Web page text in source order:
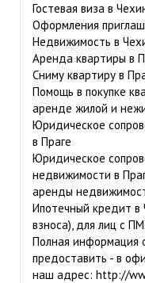
Гостевая виза в
Оформления
Недвижимость в
Аренда квартиры в
Сниму квартиру в
Помощь в покупке
аренде жилой и
Юридическое
в Праге
Юридическое
недвижимости в
аренды
Ипотечный кредит в
взноса), для лиц с
Полная информация
предоставить - в
наш адрес: http://